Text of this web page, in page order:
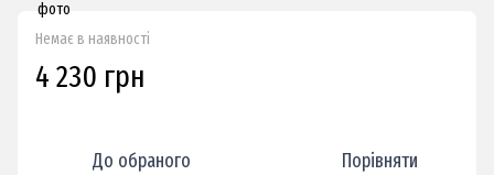
Немає в наявності
4 230 грн
До обраного Порівняти